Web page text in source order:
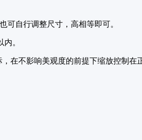
可自行调整尺寸，高相等即可。
。
在不影响美观度的前提下缩放控制